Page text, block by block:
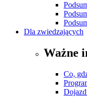
Dla zwiedzających
Ważne
Co,